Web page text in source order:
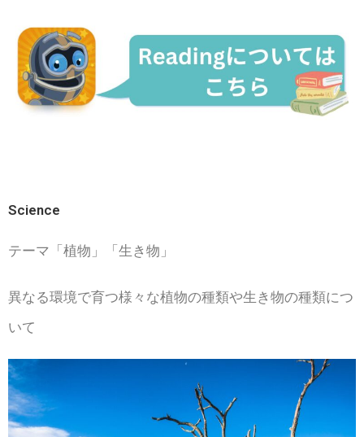
Science
テーマ「植物」「生き物」
異なる環境で育つ様々な植物の種類や生き物の種類につ
いて